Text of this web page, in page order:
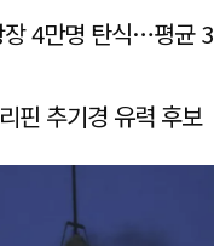
장 4만명 탄식…평균
핀 추기경 유력 후보